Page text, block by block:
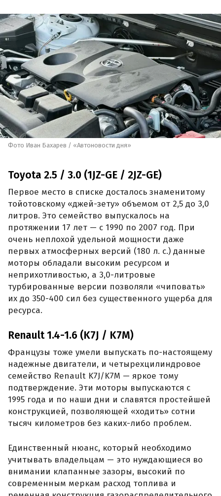
Фото Иван Бахарев / «Автоновости дня»
Toyota 2.5 / 3.0 (1JZ-GE / 2JZ-GE)
Первое место в списке досталось знаменитому
тойотовскому «джей-зету» объемом от 2,5 до 3,0
литров. Это семейство выпускалось на
протяжении 17 лет — с 1990 по 2007 год. При
очень неплохой удельной мощности даже
первых атмосферных версий (180 л. с.) данные
моторы обладали высоким ресурсом и
неприхотливостью, а 3,0-литровые
турбированные версии позволяли «чиповать»
их до 350-400 сил без существенного ущерба для
ресурса.
Renault 1.4-1.6 (K7J / K7M)
Французы тоже умели выпускать по-настоящему
надежные двигатели, и четырехцилиндровое
семейство Renault K7J/K7M — яркое тому
подтверждение. Эти моторы выпускаются с
1995 года и по наши дни и славятся простейшей
конструкцией, позволяющей «ходить» сотни
тысяч километров без каких-либо проблем.
Единственный нюанс, который необходимо
учитывать владельцам — это нуждающиеся во
внимании клапанные зазоры, высокий по
современным меркам расход топлива и